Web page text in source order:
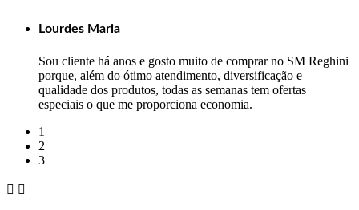
Lourdes Maria
Sou cliente há anos e gosto muito de comprar no SM Reghini
porque, além do ótimo atendimento, diversificação e
qualidade dos produtos, todas as semanas tem ofertas
especiais o que me proporciona economia.
1
2
3
 